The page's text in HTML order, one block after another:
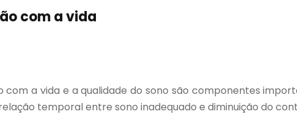
com a vida
com a vida e a qualidade do sono são componentes
temporal entre sono inadequado e diminuição do